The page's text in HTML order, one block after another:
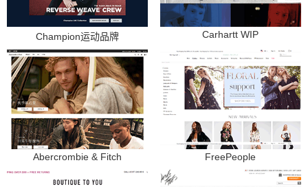
Champion运动品牌 Carhartt WIP
Abercrombie & Fitch FreePeople